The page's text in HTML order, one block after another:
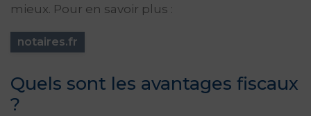
mieux. Pour en savoir plus :
notaires.fr
Quels sont les avantages fiscaux
?